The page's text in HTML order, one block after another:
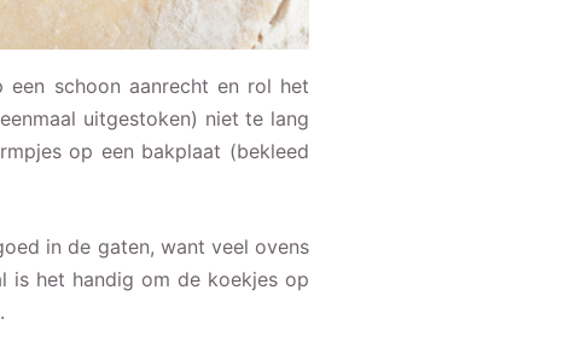
schoon aanrecht en rol het
uitgestoken) niet te lang
op een bakplaat (bekleed
in de gaten, want veel ovens
is het handig om de koekjes op